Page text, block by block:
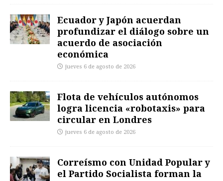
Ecuador y Japón acuerdan
profundizar el diálogo sobre un
acuerdo de asociación
económica
jueves 6 de agosto de 2026
Flota de vehículos autónomos
logra licencia «robotaxis» para
circular en Londres
jueves 6 de agosto de 2026
Correísmo con Unidad Popular y
el Partido Socialista forman la